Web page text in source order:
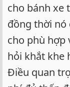
cho bánh xe
đồng thời nó
cho phù hợp
hỏi khắt khe
Điều quan